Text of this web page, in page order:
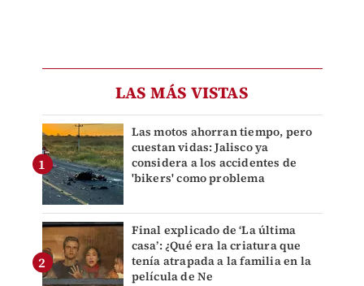
LAS MÁS VISTAS
Las motos ahorran tiempo, pero
cuestan vidas: Jalisco ya
considera a los accidentes de
'bikers' como problema
Final explicado de ‘La última
casa’: ¿Qué era la criatura que
tenía atrapada a la familia en la
película de Ne